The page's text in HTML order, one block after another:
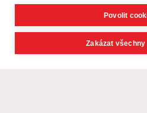
Povolit
Zakázat